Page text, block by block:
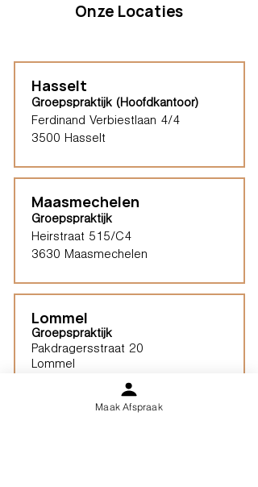
Onze Locaties
Hasselt
Groepspraktijk (Hoofdkantoor)
Ferdinand Verbiestlaan 4/4
3500 Hasselt
Maasmechelen
Groepspraktijk
Heirstraat 515/C4
3630 Maasmechelen
Lommel
Groepspraktijk
Pakdragersstraat 20
Lommel
Maak Afspraak